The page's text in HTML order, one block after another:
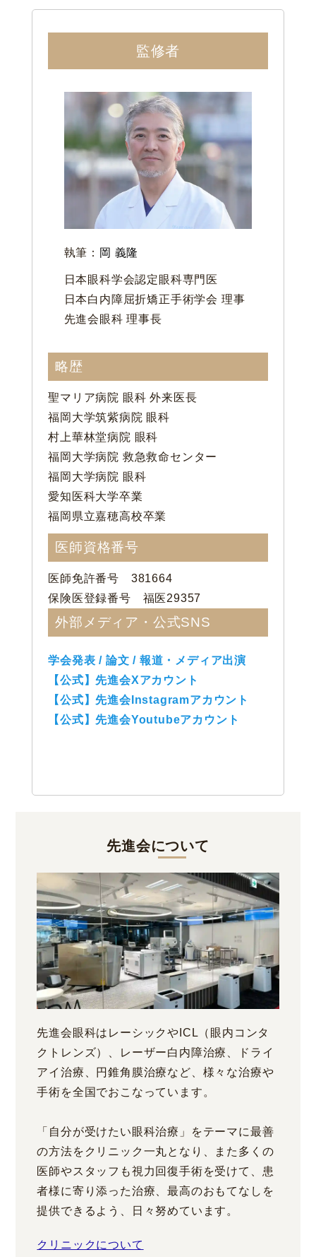
監修者
執筆： 岡 義隆
日本眼科学会認定眼科専門医
日本白内障屈折矯正手術学会 理事
先進会眼科 理事長
略歴
聖マリア病院 眼科 外来医長
福岡大学筑紫病院 眼科
村上華林堂病院 眼科
福岡大学病院 救急救命センター
福岡大学病院 眼科
愛知医科大学卒業
福岡県立嘉穂高校卒業
医師資格番号
医師免許番号 381664
保険医登録番号 福医29357
外部メディア・公式SNS
学会発表 / 論文 / 報道・メディア出演
【公式】先進会Xアカウント
【公式】先進会Instagramアカウント
【公式】先進会Youtubeアカウント
先進会について
先進会眼科はレーシックやICL（眼内コンタ
クトレンズ）、レーザー白内障治療、ドライ
アイ治療、円錐角膜治療など、様々な治療や
手術を全国でおこなっています。
「自分が受けたい眼科治療」をテーマに最善
の方法をクリニック一丸となり、また多くの
医師やスタッフも視力回復手術を受けて、患
者様に寄り添った治療、最高のおもてなしを
提供できるよう、日々努めています。
クリニックについて